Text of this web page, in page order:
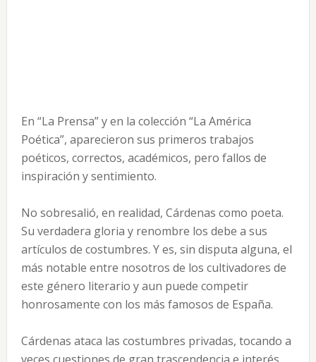
En “La Prensa” y en la colección “La América
Poética”, aparecieron sus primeros trabajos
poéticos, correctos, académicos, pero fallos de
inspiración y sentimiento.
No sobresalió, en realidad, Cárdenas como poeta.
Su verdadera gloria y renombre los debe a sus
artículos de costumbres. Y es, sin disputa alguna, el
más notable entre nosotros de los cultivadores de
este género literario y aun puede competir
honrosamente con los más famosos de España.
Cárdenas ataca las costumbres privadas, tocando a